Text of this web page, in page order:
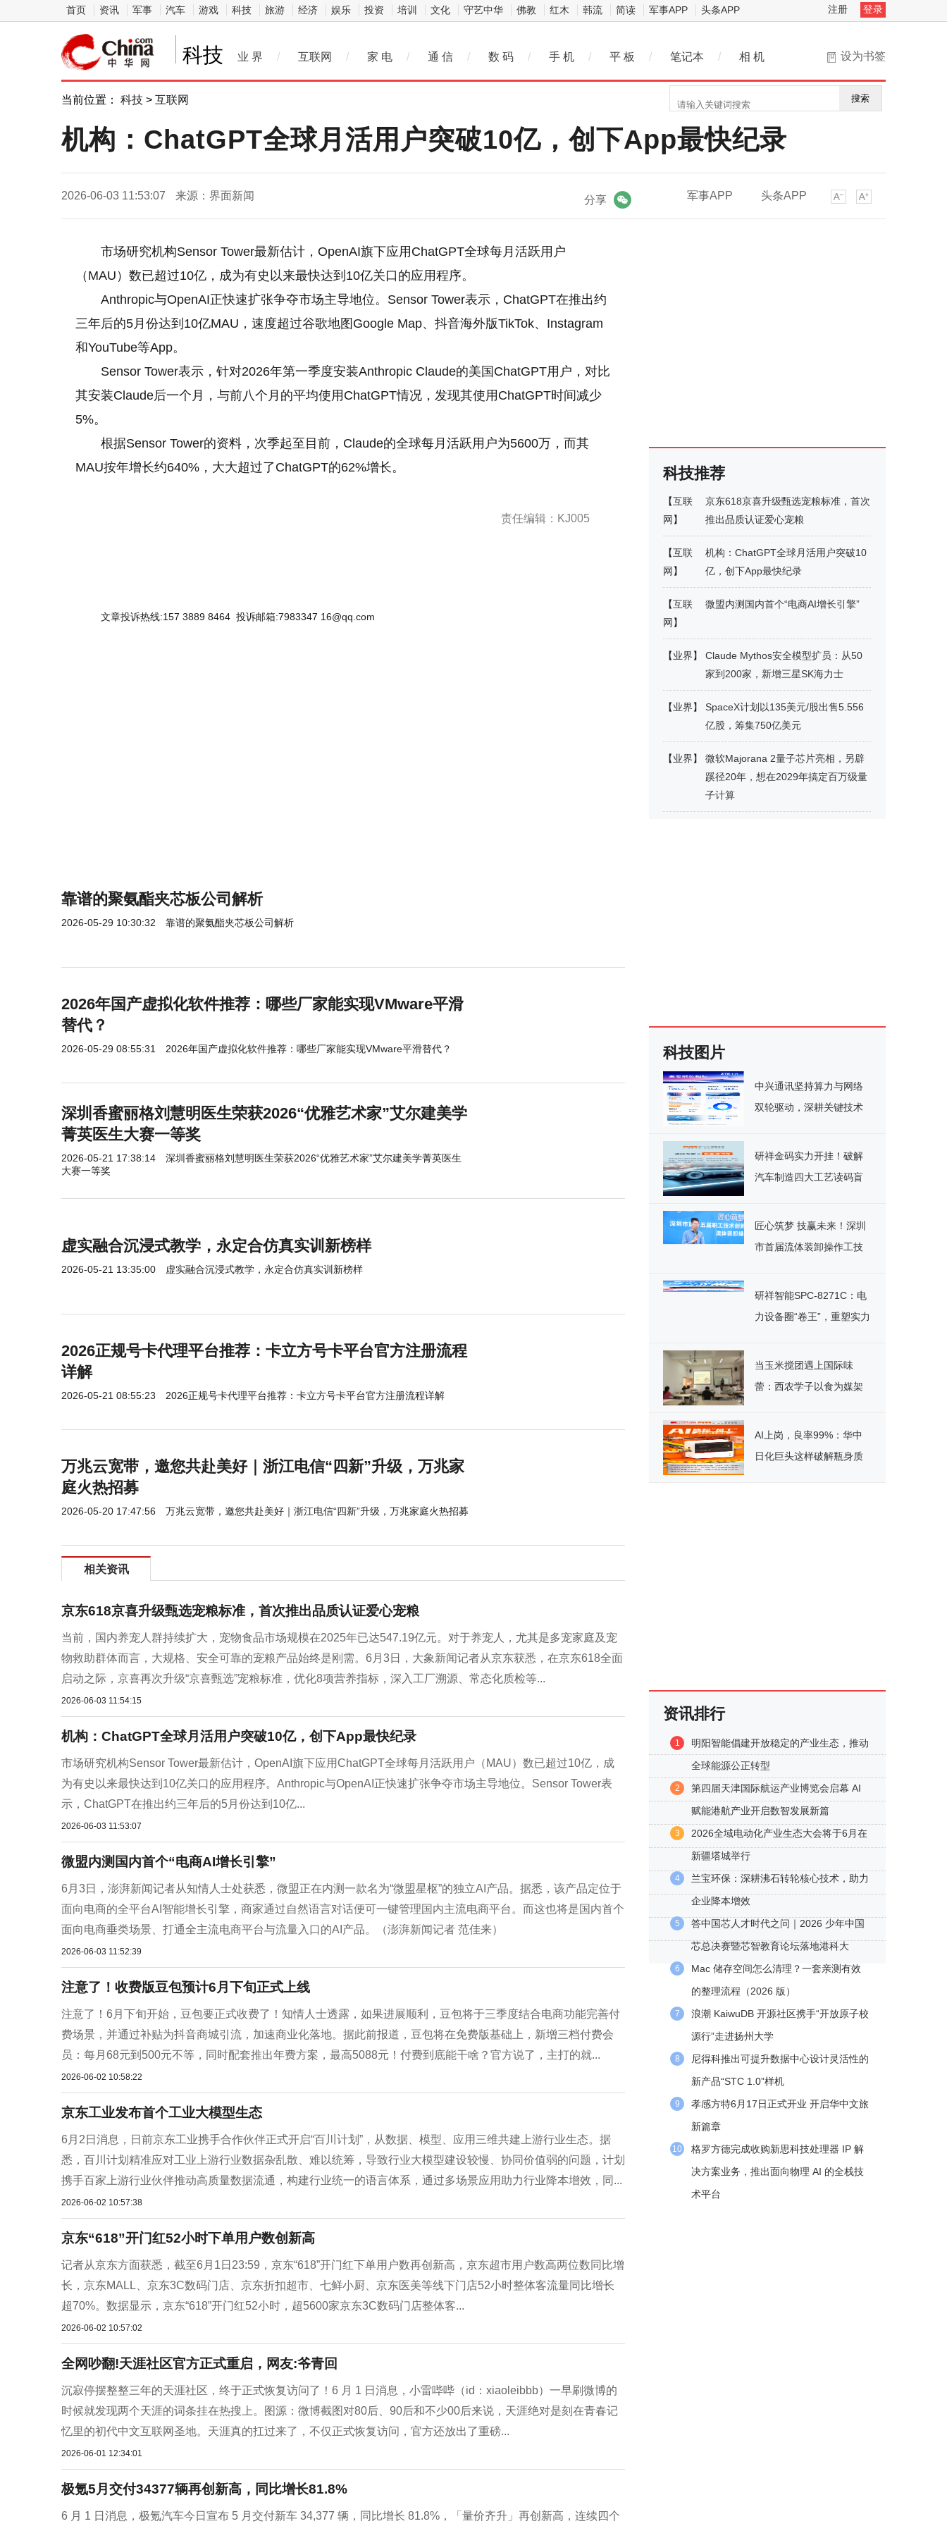
首页 资讯 军事 汽车 游戏 科技 旅游 经济 娱乐 投资 培训 文化 守艺中华 佛教 红木 韩流 简读 军事APP 头条APP 注册 登录
科技 设为书签
业 界 / 互联网 / 家 电 / 通 信 / 数 码 / 手 机 / 平 板 / 笔记本 / 相 机
当前位置： 科技 > 互联网 搜索
机构：ChatGPT全球月活用户突破10亿，创下App最快纪录
2026-06-03 11:53:07 来源：界面新闻 军事APP 头条APP
分享
市场研究机构Sensor Tower最新估计，OpenAI旗下应用ChatGPT全球每月活跃用户
（MAU）数已超过10亿，成为有史以来最快达到10亿关口的应用程序。
Anthropic与OpenAI正快速扩张争夺市场主导地位。Sensor Tower表示，ChatGPT在推出约
三年后的5月份达到10亿MAU，速度超过谷歌地图Google Map、抖音海外版TikTok、Instagram
和YouTube等App。
Sensor Tower表示，针对2026年第一季度安装Anthropic Claude的美国ChatGPT用户，对比
其安装Claude后一个月，与前八个月的平均使用ChatGPT情况，发现其使用ChatGPT时间减少
5%。
根据Sensor Tower的资料，次季起至目前，Claude的全球每月活跃用户为5600万，而其
MAU按年增长约640%，大大超过了ChatGPT的62%增长。
责任编辑：KJ005
文章投诉热线:157 3889 8464 投诉邮箱:7983347 16@qq.com
靠谱的聚氨酯夹芯板公司解析
2026-05-29 10:30:32 靠谱的聚氨酯夹芯板公司解析
2026年国产虚拟化软件推荐：哪些厂家能实现VMware平滑
替代？
2026-05-29 08:55:31 2026年国产虚拟化软件推荐：哪些厂家能实现VMware平滑替代？
深圳香蜜丽格刘慧明医生荣获2026“优雅艺术家”艾尔建美学
菁英医生大赛一等奖
2026-05-21 17:38:14
深圳香蜜丽格刘慧明医生荣获2026“优雅艺术家”艾尔建美学菁英医生
大赛一等奖
虚实融合沉浸式教学，永定合仿真实训新榜样
2026-05-21 13:35:00 虚实融合沉浸式教学，永定合仿真实训新榜样
2026正规号卡代理平台推荐：卡立方号卡平台官方注册流程
详解
2026-05-21 08:55:23 2026正规号卡代理平台推荐：卡立方号卡平台官方注册流程详解
万兆云宽带，邀您共赴美好｜浙江电信“四新”升级，万兆家
庭火热招募
2026-05-20 17:47:56 万兆云宽带，邀您共赴美好｜浙江电信“四新”升级，万兆家庭火热招募
相关资讯
京东618京喜升级甄选宠粮标准，首次推出品质认证爱心宠粮
当前，国内养宠人群持续扩大，宠物食品市场规模在2025年已达547.19亿元。对于养宠人，尤其是多宠家庭及宠
物救助群体而言，大规格、安全可靠的宠粮产品始终是刚需。6月3日，大象新闻记者从京东获悉，在京东618全面
启动之际，京喜再次升级“京喜甄选”宠粮标准，优化8项营养指标，深入工厂溯源、常态化质检等...
2026-06-03 11:54:15
机构：ChatGPT全球月活用户突破10亿，创下App最快纪录
市场研究机构Sensor Tower最新估计，OpenAI旗下应用ChatGPT全球每月活跃用户（MAU）数已超过10亿，成
为有史以来最快达到10亿关口的应用程序。Anthropic与OpenAI正快速扩张争夺市场主导地位。Sensor Tower表
示，ChatGPT在推出约三年后的5月份达到10亿...
2026-06-03 11:53:07
微盟内测国内首个“电商AI增长引擎”
6月3日，澎湃新闻记者从知情人士处获悉，微盟正在内测一款名为“微盟星枢”的独立AI产品。据悉，该产品定位于
面向电商的全平台AI智能增长引擎，商家通过自然语言对话便可一键管理国内主流电商平台。而这也将是国内首个
面向电商垂类场景、打通全主流电商平台与流量入口的AI产品。（澎湃新闻记者 范佳来）
2026-06-03 11:52:39
注意了！收费版豆包预计6月下旬正式上线
注意了！6月下旬开始，豆包要正式收费了！知情人士透露，如果进展顺利，豆包将于三季度结合电商功能完善付
费场景，并通过补贴为抖音商城引流，加速商业化落地。据此前报道，豆包将在免费版基础上，新增三档付费会
员：每月68元到500元不等，同时配套推出年费方案，最高5088元！付费到底能干啥？官方说了，主打的就...
2026-06-02 10:58:22
京东工业发布首个工业大模型生态
6月2日消息，日前京东工业携手合作伙伴正式开启“百川计划”，从数据、模型、应用三维共建上游行业生态。据
悉，百川计划精准应对工业上游行业数据杂乱散、难以统筹，导致行业大模型建设较慢、协同价值弱的问题，计划
携手百家上游行业伙伴推动高质量数据流通，构建行业统一的语言体系，通过多场景应用助力行业降本增效，同...
2026-06-02 10:57:38
京东“618”开门红52小时下单用户数创新高
记者从京东方面获悉，截至6月1日23:59，京东“618”开门红下单用户数再创新高，京东超市用户数高两位数同比增
长，京东MALL、京东3C数码门店、京东折扣超市、七鲜小厨、京东医美等线下门店52小时整体客流量同比增长
超70%。数据显示，京东“618”开门红52小时，超5600家京东3C数码门店整体客...
2026-06-02 10:57:02
全网吵翻!天涯社区官方正式重启，网友:爷青回
沉寂停摆整整三年的天涯社区，终于正式恢复访问了！6 月 1 日消息，小雷哔哔（id：xiaoleibbb）一早刷微博的
时候就发现两个天涯的词条挂在热搜上。图源：微博截图对80后、90后和不少00后来说，天涯绝对是刻在青春记
忆里的初代中文互联网圣地。天涯真的扛过来了，不仅正式恢复访问，官方还放出了重磅...
2026-06-01 12:34:01
极氪5月交付34377辆再创新高，同比增长81.8%
6 月 1 日消息，极氪汽车今日宣布 5 月交付新车 34,377 辆，同比增长 81.8%，「量价齐升」再创新高，连续四个
科技推荐
【互联
网 】
京东618京喜升级甄选宠粮标准，首次
推出品质认证爱心宠粮
【互联
网 】
机构：ChatGPT全球月活用户突破10
亿，创下App最快纪录
【互联
网 】
微盟内测国内首个“电商AI增长引擎”
【业界】
Claude Mythos安全模型扩员：从50
家到200家，新增三星SK海力士
【业界】
SpaceX计划以135美元/股出售5.556
亿股，筹集750亿美元
【业界】
微软Majorana 2量子芯片亮相，另辟
蹊径20年，想在2029年搞定百万级量
子计算
科技图片
中兴通讯坚持算力与网络
双轮驱动，深耕关键技术
研祥金码实力开挂！破解
汽车制造四大工艺读码盲
匠心筑梦 技赢未来！深圳
市首届流体装卸操作工技
研祥智能SPC-8271C：电
力设备圈“卷王”，重塑实力
当玉米搅团遇上国际味
蕾：西农学子以食为媒架
AI上岗，良率99%：华中
日化巨头这样破解瓶身质
资讯排行
1
明阳智能倡建开放稳定的产业生态，推动
全球能源公正转型
2
第四届天津国际航运产业博览会启幕 AI
赋能港航产业开启数智发展新篇
3
2026全域电动化产业生态大会将于6月在
新疆塔城举行
4
兰宝环保：深耕沸石转轮核心技术，助力
企业降本增效
5
答中国芯人才时代之问｜2026 少年中国
芯总决赛暨芯智教育论坛落地港科大
6
Mac 储存空间怎么清理？一套亲测有效
的整理流程（2026 版）
7
浪潮 KaiwuDB 开源社区携手“开放原子校
源行”走进扬州大学
8
尼得科推出可提升数据中心设计灵活性的
新产品“STC 1.0”样机
9
孝感方特6月17日正式开业 开启华中文旅
新篇章
10
格罗方德完成收购新思科技处理器 IP 解
决方案业务，推出面向物理 AI 的全栈技
术平台